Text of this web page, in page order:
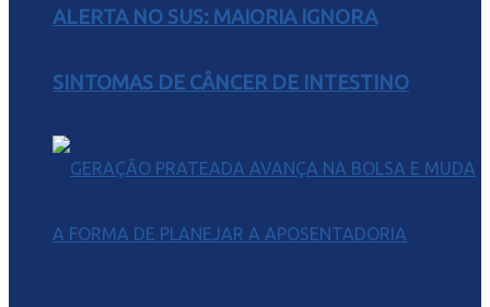
ALERTA NO SUS: MAIORIA IGNORA
SINTOMAS DE CÂNCER DE INTESTINO